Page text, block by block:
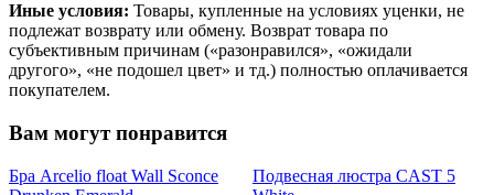
Иные условия: Товары, купленные на условиях уценки, не
подлежат возврату или обмену. Возврат товара по
субъективным причинам («разонравился», «ожидали
другого», «не подошел цвет» и тд.) полностью оплачивается
покупателем.
Вам могут понравится
Бра Arcelio float Wall Sconce
Подвесная люстра CAST 5